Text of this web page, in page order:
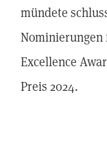
mündete
Nominierungen
Excellence
Preis 2024.